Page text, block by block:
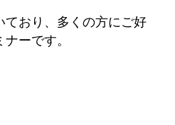
ており、多くの方にご好
ーです。